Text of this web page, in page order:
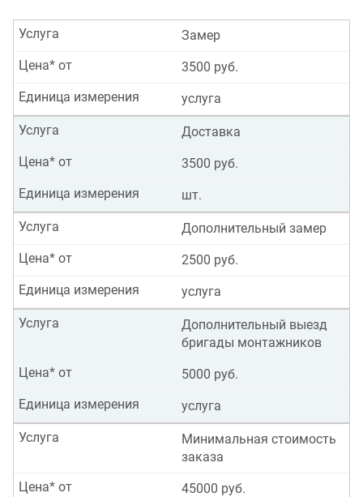
Замер
Услуга
3500 руб.
Цена* от
услуга
Единица измерения
Доставка
Услуга
3500 руб.
Цена* от
шт.
Единица измерения
Дополнительный замер
Услуга
2500 руб.
Цена* от
услуга
Единица измерения
Дополнительный выезд
бригады монтажников
Услуга
5000 руб.
Цена* от
услуга
Единица измерения
Минимальная стоимость
заказа
Услуга
45000 руб.
Цена* от